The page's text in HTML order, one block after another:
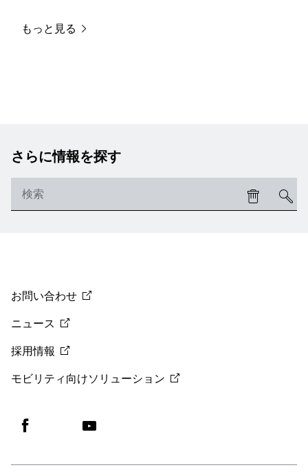
もっと見る
さらに情報を探す
お問い合わせ
ニュース
採用情報
モビリティ向けソリューション